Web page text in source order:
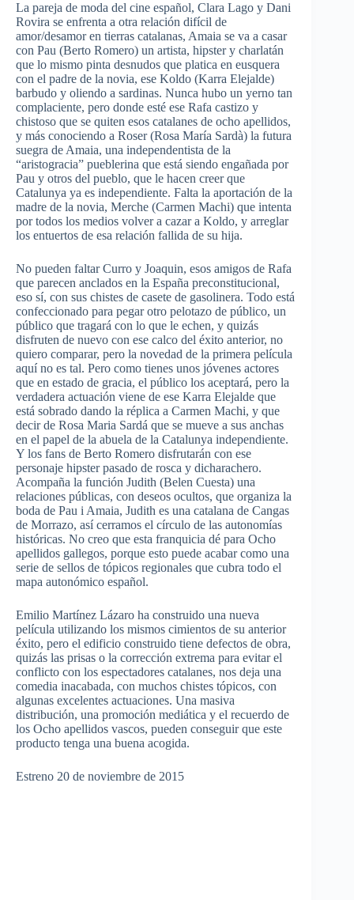
La pareja de moda del cine español, Clara Lago y Dani
Rovira se enfrenta a otra relación difícil de
amor/desamoren tierras catalanas, Amaia se va a casar
con Pau (Berto Romero) un artista, hipster y charlatán
que lo mismo pinta desnudos que platica en eusquera
con el padre de la novia, ese Koldo (Karra Elejalde)
barbudo y oliendo a sardinas. Nunca hubo un yerno tan
complaciente, pero donde esté ese Rafa castizo y
chistoso que se quiten esos catalanes de ocho apellidos,
y más conociendo a Roser(Rosa María Sardà) la futura
suegra de Amaia, una independentista de la
“aristogracia” pueblerina que está siendo engañada por
Pau y otros del pueblo, que le hacen creer que
Catalunya ya es independiente. Falta la aportación de la
madre de la novia, Merche (Carmen Machi) que intenta
por todos los medios volvera cazara Koldo, y arreglar
los entuertos de esa relación fallida de su hija.
No pueden faltar Curro y Joaquin, esos amigos de Rafa
que parecen anclados en la España preconstitucional,
eso sí, con sus chistes de casete de gasolinera. Todo está
confeccionado para pegar otro pelotazo de público, un
público que tragará con lo que le echen, y quizás
disfruten de nuevo con ese calco del éxito anterior, no
quiero comparar, pero la novedad de la primera película
aquíno es tal. Pero como tienes unos jóvenes actores
que en estado de gracia, el público los aceptará, pero la
verdadera actuación viene de ese Karra Elejalde que
está sobrado dando la réplica a Carmen Machi, y que
decirde Rosa Maria Sardá que se mueve a sus anchas
en el papel de la abuela de la Catalunya independiente.
Y los fans de Berto Romero disfrutarán con ese
personaje hipsterpasado de rosca y dicharachero.
Acompaña la función Judith (Belen Cuesta) una
relaciones públicas, con deseos ocultos, que organiza la
boda de Pau i Amaia, Judith es una catalana de Cangas
de Morrazo, así cerramos el círculo de las autonomías
históricas. No creo que esta franquicia dé para Ocho
apellidos gallegos, porque esto puede acabar como una
serie de sellos de tópicos regionales que cubra todo el
mapa autonómico español.
Emilio Martínez Lázaro ha construido una nueva
película utilizando los mismos cimientos de su anterior
éxito, pero el edificio construido tiene defectos de obra,
quizás las prisas o la corrección extrema para evitarel
conflicto con los espectadores catalanes, nos deja una
comedia inacabada, con muchos chistes tópicos, con
algunas excelentes actuaciones. Una masiva
distribución, una promoción mediática y el recuerdo de
los Ocho apellidos vascos, pueden conseguir que este
producto tenga una buena acogida.
Estreno 20 de noviembre de 2015